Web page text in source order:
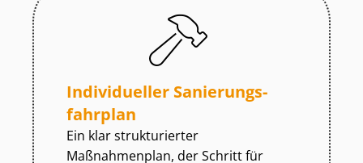
Individueller Sa­nie­rungs­
fahr­plan
Ein klar strukturierter
Maßnahmenplan, der Schritt für